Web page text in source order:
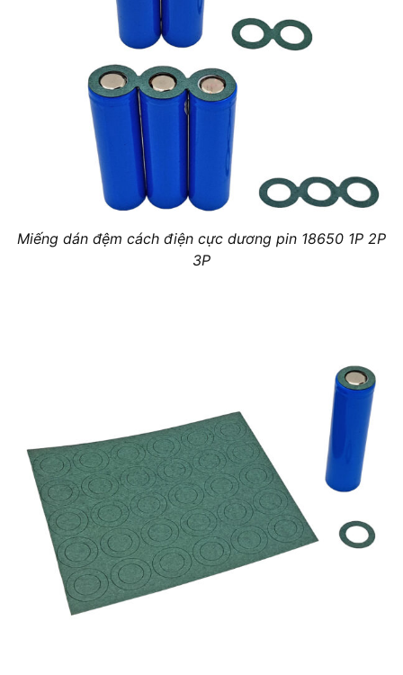
Miếng dán đệm cách điện cực dương pin 18650 1P 2P
3P